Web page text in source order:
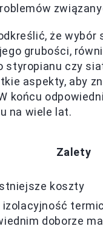
że
grubości,
styropianu czy
aspekty, aby
końcu
na wiele lat.
Zalety
koszty
izolacyjność
doborze